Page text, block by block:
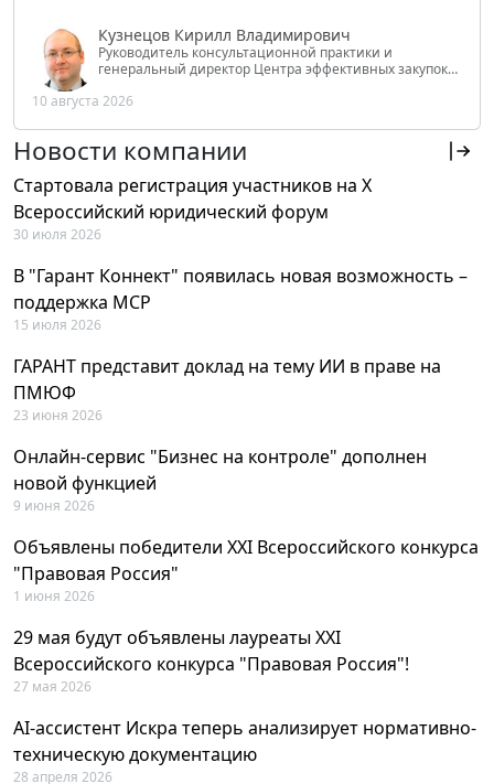
Кузнецов Кирилл Владимирович
Руководитель консультационной практики и
генеральный директор Центра эффективных закупок
РФ
10 августа 2026
Новости компании
Стартовала регистрация участников на X
Всероссийский юридический форум
30 июля 2026
В "Гарант Коннект" появилась новая возможность –
поддержка MCP
15 июля 2026
ГАРАНТ представит доклад на тему ИИ в праве на
ПМЮФ
23 июня 2026
Онлайн-сервис "Бизнес на контроле" дополнен
новой функцией
9 июня 2026
Объявлены победители XXI Всероссийского конкурса
"Правовая Россия"
1 июня 2026
29 мая будут объявлены лауреаты XXI
Всероссийского конкурса "Правовая Россия"!
27 мая 2026
AI-ассистент Искра теперь анализирует нормативно-
техническую документацию
28 апреля 2026